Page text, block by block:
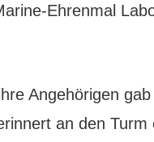
Ehrenmal
Angehörigen
an den Turm